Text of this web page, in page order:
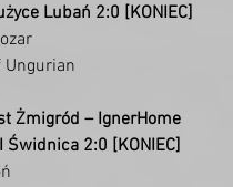
Lubań 2:0 [KONIEC]
Ungurian
Żmigród – IgnerHome
Świdnica 2:0 [KONIEC]